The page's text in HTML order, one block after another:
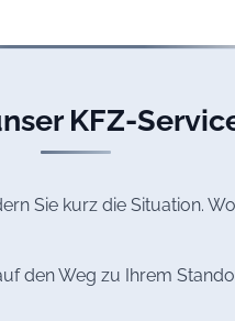
KFZ-
Sie kurz die Situation.
den Weg zu Ihrem